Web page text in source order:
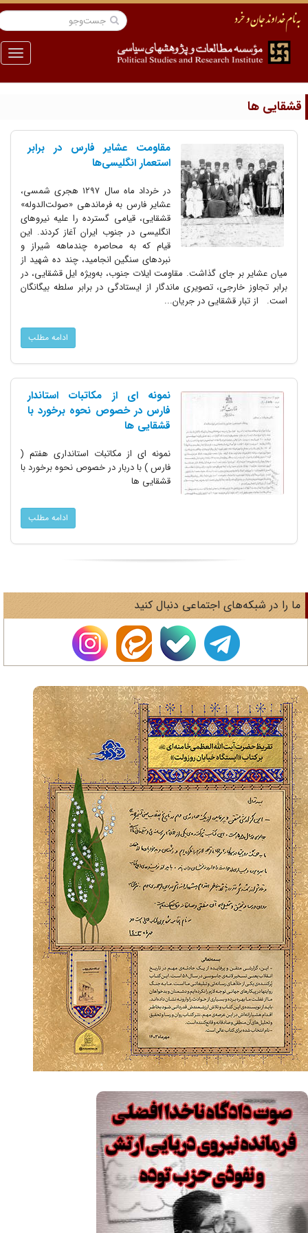
منو
ها
مقاومت عشایر فارس در برابر
استعمار انگلیسی‌ها
در خرداد ماه سال ۱۲۹۷ هجری شمسی،
عشایر فارس به فرماندهی «صولت‌الدوله»
قشقایی، قیامی گسترده را علیه نیروهای
انگلیسی در جنوب ایران آغاز کردند. این
قیام که به محاصره چندماهه شیراز و
نبردهای سنگین انجامید، چند ده شهید از
میان عشایر بر جای گذاشت. مقاومت ایلات جنوب، به‌ویژه ایل قشقایی، در
برابر تجاوز خارجی، تصویری ماندگار از ایستادگی در برابر سلطه بیگانگان
است. از تبار قشقایی در جریان...
ادامه مطلب
نمونه ای از مکاتبات استاندار
فارس در خصوص نحوه برخورد با
قشقایی ها
نمونه ای از مکاتبات استانداری هفتم (
فارس ) با دربار در خصوص نحوه برخورد با
قشقایی ها
ادامه مطلب
را در شبکه‌های اجتماعی دنبال کنید